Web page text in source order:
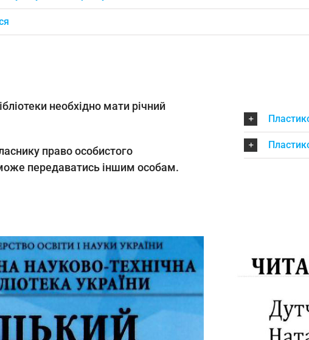
необхідно мати річний
право особистого
передаватись іншим особам.